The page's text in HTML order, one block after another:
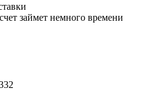
займет немного времени